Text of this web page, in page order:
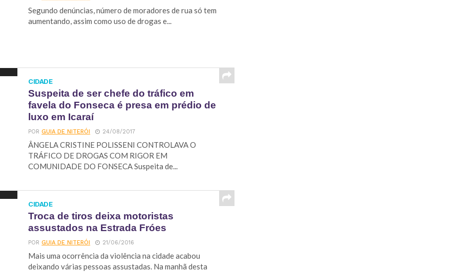
Segundo denúncias, número de moradores de rua só tem
aumentando, assim como uso de drogas e...
CIDADE
Suspeita de ser chefe do tráfico em
favela do Fonseca é presa em prédio de
luxo em Icaraí
PORGUIA DE NITERÓI 24/08/2017
ÂNGELA CRISTINE POLISSENI CONTROLAVA O
TRÁFICO DE DROGAS COM RIGOR EM
COMUNIDADE DO FONSECA Suspeita de...
CIDADE
Troca de tiros deixa motoristas
assustados na Estrada Fróes
PORGUIA DE NITERÓI 21/06/2016
Mais uma ocorrência da violência na cidade acabou
deixando várias pessoas assustadas. Na manhã desta